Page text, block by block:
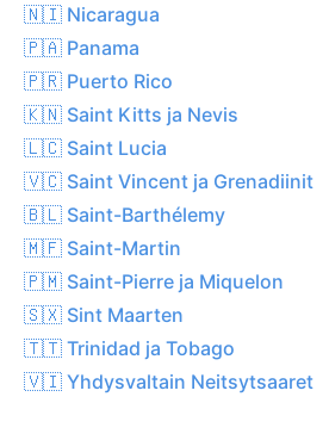
🇳🇮 Nicaragua
🇵🇦 Panama
🇵🇷 Puerto Rico
🇰🇳 Saint Kitts ja Nevis
🇱🇨 Saint Lucia
🇻🇨 Saint Vincent ja Grenadiinit
🇧🇱 Saint-Barthélemy
🇲🇫 Saint-Martin
🇵🇲 Saint-Pierre ja Miquelon
🇸🇽 Sint Maarten
🇹🇹 Trinidad ja Tobago
🇻🇮 Yhdysvaltain Neitsytsaaret